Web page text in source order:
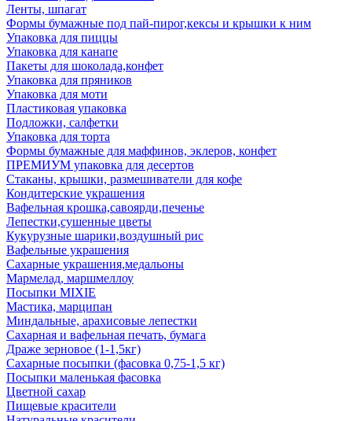
Ленты, шпагат
Формы бумажные под пай-пирог,кексы и крышки к ним
Упаковка для пиццы
Упаковка для канапе
Пакеты для шоколада,конфет
Упаковка для пряников
Упаковка для моти
Пластиковая упаковка
Подложки, салфетки
Упаковка для торта
Формы бумажные для маффинов, эклеров, конфет
ПРЕМИУМ упаковка для десертов
Стаканы, крышки, размешиватели для кофе
Кондитерские украшения
Вафельная крошка,савоярди,печенье
Лепестки,сушенные цветы
Кукурузные шарики,воздушный рис
Вафельные украшения
Сахарные украшения,медальоны
Мармелад, маршмеллоу
Посыпки MIXIE
Мастика, марципан
Миндальные, арахисовые лепестки
Сахарная и вафельная печать, бумага
Драже зерновое (1-1,5кг)
Сахарные посыпки (фасовка 0,75-1,5 кг)
Посыпки маленькая фасовка
Цветной сахар
Пищевые красители